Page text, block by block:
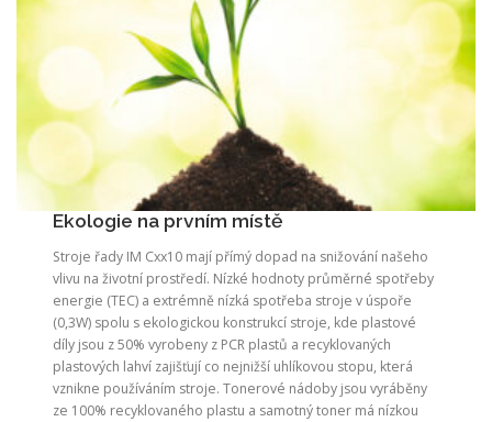
Ekologie na prvním místě
Stroje řady IM Cxx10 mají přímý dopad na snižování našeho
vlivu na životní prostředí. Nízké hodnoty průměrné spotřeby
energie (TEC) a extrémně nízká spotřeba stroje v úspoře
(0,3W) spolu s ekologickou konstrukcí stroje, kde plastové
díly jsou z 50% vyrobeny z PCR plastů a recyklovaných
plastových lahví zajišťují co nejnižší uhlíkovou stopu, která
vznikne používáním stroje. Tonerové nádoby jsou vyráběny
ze 100% recyklovaného plastu a samotný toner má nízkou